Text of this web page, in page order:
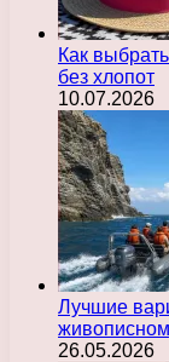
Как
без хлопот
10.07.2026
Лучшие
26.05.2026